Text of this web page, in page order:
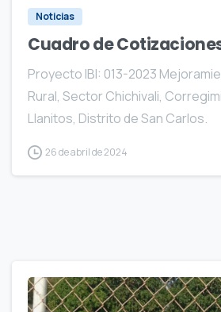
Noticias
Cuadro de
Proyecto IBI: 013-2023
Rural, Sector Chichivali,
Llanitos, Distrito de San Carlos.
26 de abril de 2024